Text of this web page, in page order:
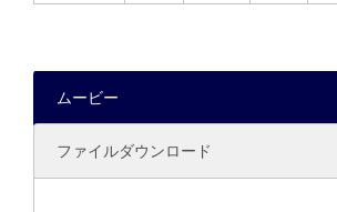
ムービー
ファイルダウンロード